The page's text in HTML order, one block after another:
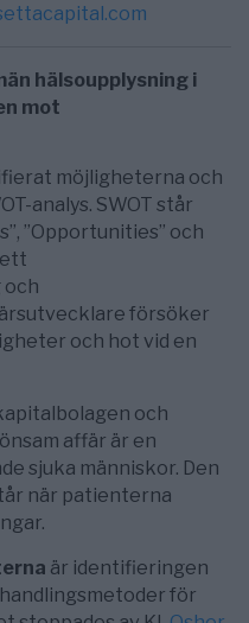
hälsoupplysning i
mot
möjligheterna och
analys. SWOT står
”Opportunities” och
ett
försöker
och hot vid en
och
affär är en
sjuka människor. Den
när patienterna
är identifieringen
för